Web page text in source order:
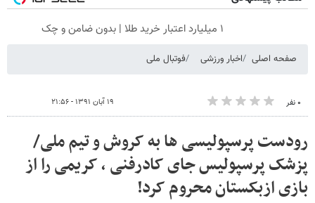
۱ میلیارد اعتبار خرید طلا | بدون ضامن و چک
صفحه اصلی اخبار ورزشی فوتبال ملی
۰ نفر ۱۹ آبان ۱۳۹۱ - ۲۱:۵۶
رودست پرسپولیسی ها به کروش و تیم ملی/
پزشک پرسپولیس جای کادرفنی ، کریمی را از
بازی ازبکستان محروم کرد!